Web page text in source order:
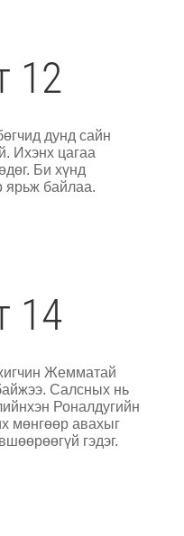
12
дунд сайн
Ихэнх цагаа
Би хүнд
ярьж байлаа.
14
Жемматай
Салсных нь
Роналдугийн
мөнгөөр авахыг
гэдэг.